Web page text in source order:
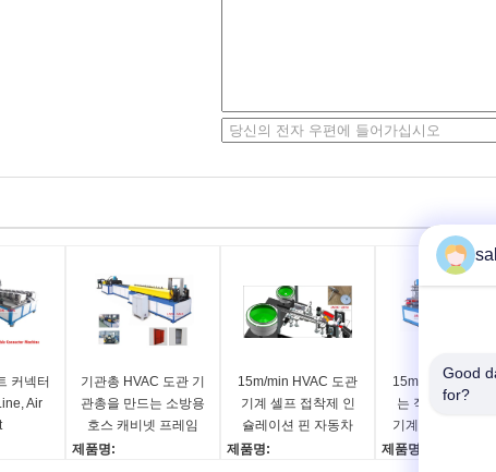
커넥터
Air
기관총 HVAC 도관 기
관총을 만드는 소방용
호스 캐비넷 프레임
제품명:
15m/min HVAC 도관
기계 셀프 접착제 인
슐레이션 핀 자동차
제품명:
15m/min HVAC
는 직사각형 소음
기계를 기계화합니
제품명:
Good
for?